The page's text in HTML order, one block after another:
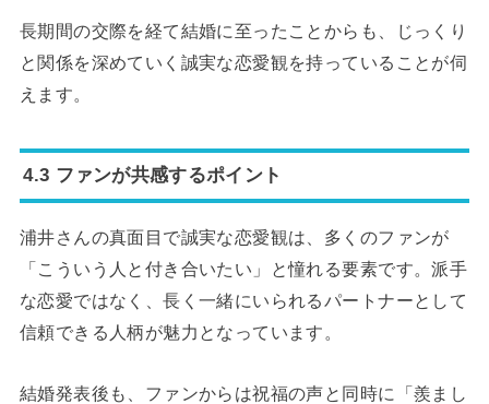
長期間の交際を経て結婚に至ったことからも、じっくり
と関係を深めていく誠実な恋愛観を持っていることが伺
えます。
4.3 ファンが共感するポイント
浦井さんの真面目で誠実な恋愛観は、多くのファンが
「こういう人と付き合いたい」と憧れる要素です。派手
な恋愛ではなく、長く一緒にいられるパートナーとして
信頼できる人柄が魅力となっています。
結婚発表後も、ファンからは祝福の声と同時に「羨まし